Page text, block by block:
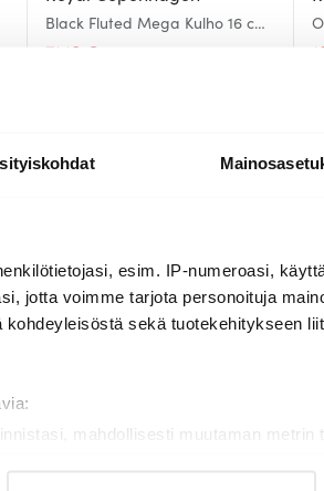
esim. IP-numeroasi,
jotta voimme tarjota personoituja
sekä tuotekehitykseen
mahdollisesti muutaman metrin
Black Fluted Mega Kulho 16 cm
35 cl
71.10 €
-30%